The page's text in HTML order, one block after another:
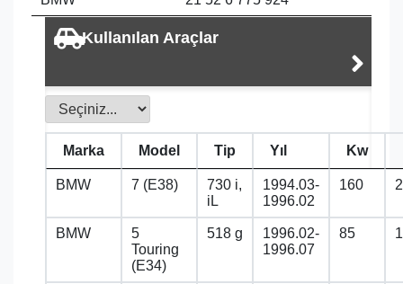
Kullanılan Araçlar
Marka Model Tip Yıl Kw
BMW 7 (E38)
730 i,
iL
1994.03-
1996.02
160
BMW
5
Touring
(E34)
518 g
1996.02-
1996.07
85